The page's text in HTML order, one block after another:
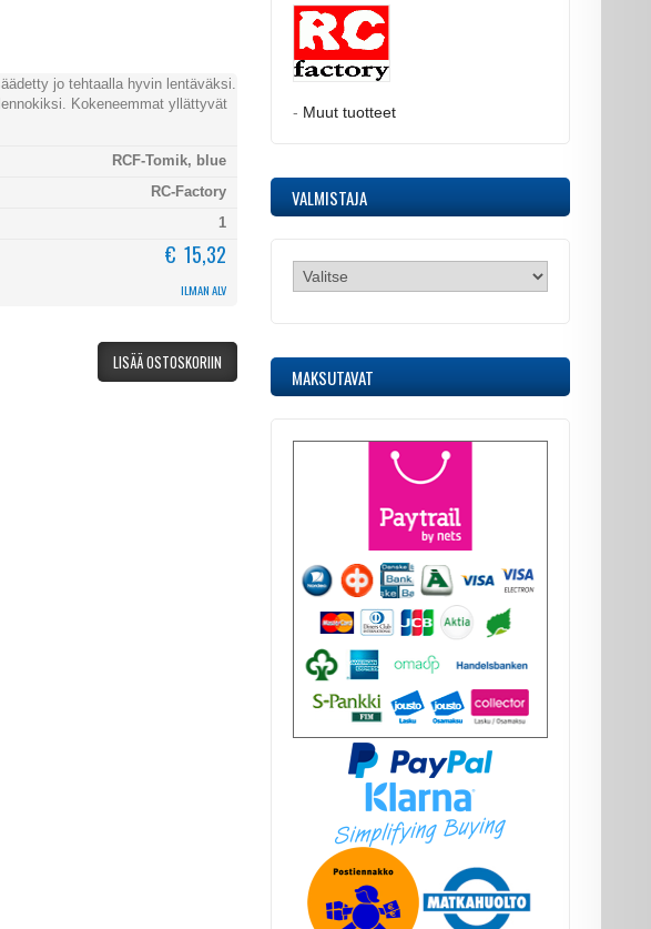
jo tehtaalla hyvin lentäväksi.
Kokeneemmat yllättyvät
RCF-Tomik, blue
RC-Factory
1
€ 15,32
ILMAN ALV
LISÄÄ OSTOSKORIIN
- Muut tuotteet
VALMISTAJA
MAKSUTAVAT